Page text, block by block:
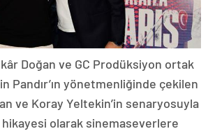
Doğan ve GC Prodüksiyon ortak
Pandır’ın yönetmenliğinde çekilen
ve Koray Yeltekin’in senaryosuyla
hikayesi olarak sinemaseverlere